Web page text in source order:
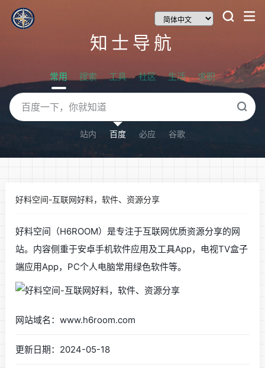
知士导航
常用 搜索 工具 社区 生活 求职
站内 百度 必应 谷歌
好料空间-互联网好料，软件、资源分享
好料空间（H6ROOM）是专注于互联网优质资源分享的网
站。内容侧重于安卓手机软件应用及工具App，电视TV盒子
端应用App，PC个人电脑常用绿色软件等。
网站域名：www.h6room.com
更新日期：2024-05-18